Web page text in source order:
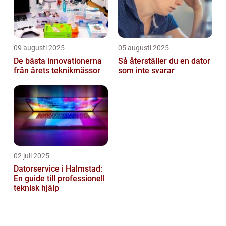
09 augusti 2025
De bästa innovationerna
från årets teknikmässor
05 augusti 2025
Så återställer du en dator
som inte svarar
02 juli 2025
Datorservice i Halmstad:
En guide till professionell
teknisk hjälp